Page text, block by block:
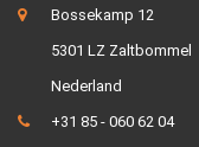
Bossekamp 12
5301 LZ Zaltbommel
Nederland
+31 85 - 060 62 04